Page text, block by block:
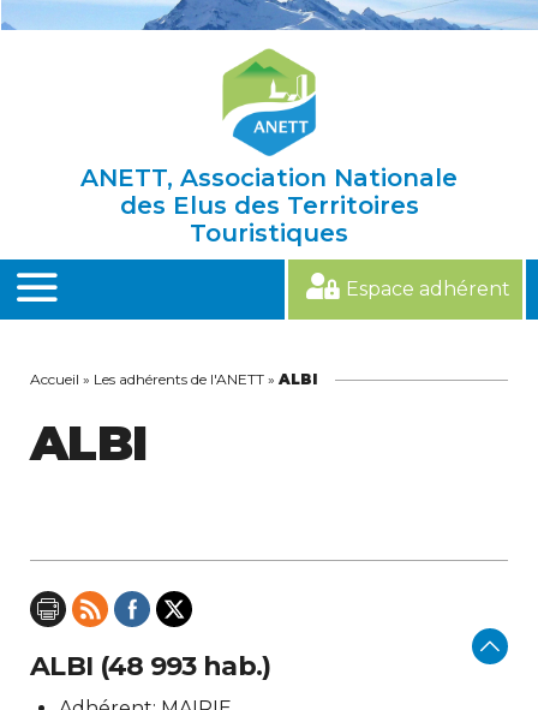
ANETT, Association Nationale
des Elus des Territoires
Touristiques
MENU
Espace adhérent
Accueil » Les adhérents de l'ANETT » ALBI
ALBI
ALBI (48 993 hab.)